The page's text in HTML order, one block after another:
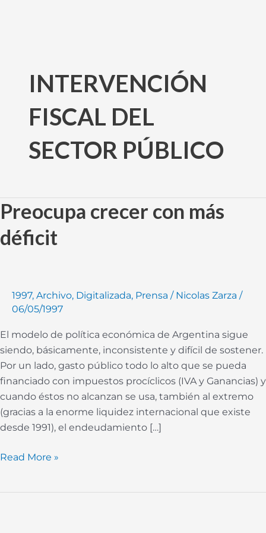
contenidoINTERVENCIÓN
FISCAL DEL
SECTOR PÚBLICO
Preocupa crecer con más
déficit
1997, Archivo, Digitalizada, Prensa / Nicolas Zarza /
06/05/1997
El modelo de política económica de Argentina sigue
siendo, básicamente, inconsistente y difícil de sostener.
Por un lado, gasto público todo lo alto que se pueda
financiado con impuestos procíclicos (IVA y Ganancias) y
cuando éstos no alcanzan se usa, también al extremo
(gracias a la enorme liquidez internacional que existe
desde 1991), el endeudamiento […]
Preocupa
crecer
con
Read More »